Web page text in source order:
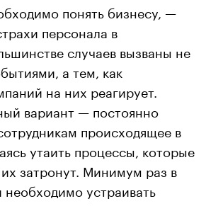
понять бизнесу, —
персонала в
случаев вызваны не
а тем, как
на них реагирует.
вариант — постоянно
происходящее в
утаить процессы, которые
затронут. Минимум раз в
необходимо устраивать